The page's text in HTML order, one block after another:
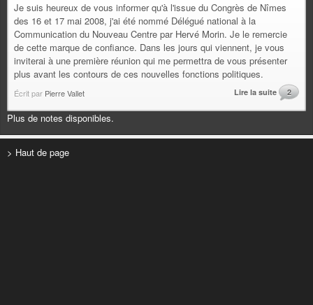
Je suis heureux de vous informer qu'à l'issue du Congrès de Nîmes
des 16 et 17 mai 2008, j'ai été nommé Délégué national à la
Communication du Nouveau Centre par Hervé Morin. Je le remercie
de cette marque de confiance. Dans les jours qui viennent, je vous
inviterai à une première réunion qui me permettra de vous présenter
plus avant les contours de ces nouvelles fonctions politiques.
Écrit par Pierre Vallet Lire la suite 2
Plus de notes disponibles.
> Haut de page